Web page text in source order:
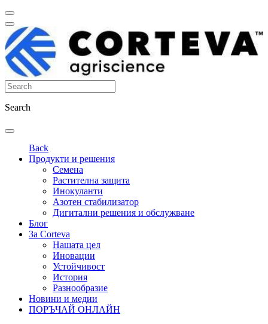
Search
Back
Продукти и решения
Семена
Растителна защита
Инокуланти
Азотен стабилизатор
Дигитални решения и обслужване
Блог
За Corteva
Нашата цел
Иновации
Устойчивост
История
Разнообразие
Новини и медии
ПОРЪЧАЙ ОНЛАЙН